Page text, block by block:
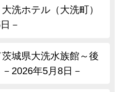
洗ホテル（大洗町）
－
城県大洗水族館～後
2026年5月8日－